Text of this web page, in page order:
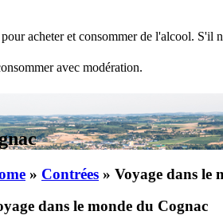
acheter et consommer de l'alcool. S'il
avec modération.
» Contrées » Voyage dans le
dans le monde du Cognac